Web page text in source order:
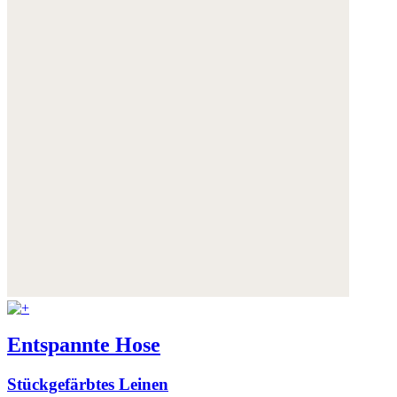
Entspannte Hose
Stückgefärbtes Leinen